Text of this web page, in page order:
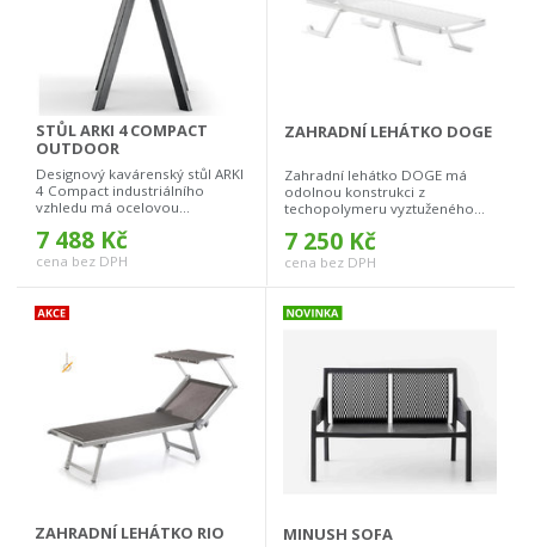
STŮL ARKI 4 COMPACT
OUTDOOR
Designový kavárenský stůl ARKI
4 Compact industriálního
vzhledu má ocelovou...
7 488 Kč
cena bez DPH
ZAHRADNÍ LEHÁTKO DOGE
Zahradní lehátko DOGE má
odolnou konstrukci z
techopolymeru vyztuženého...
7 250 Kč
cena bez DPH
ZAHRADNÍ LEHÁTKO RIO MINUSH SOFA